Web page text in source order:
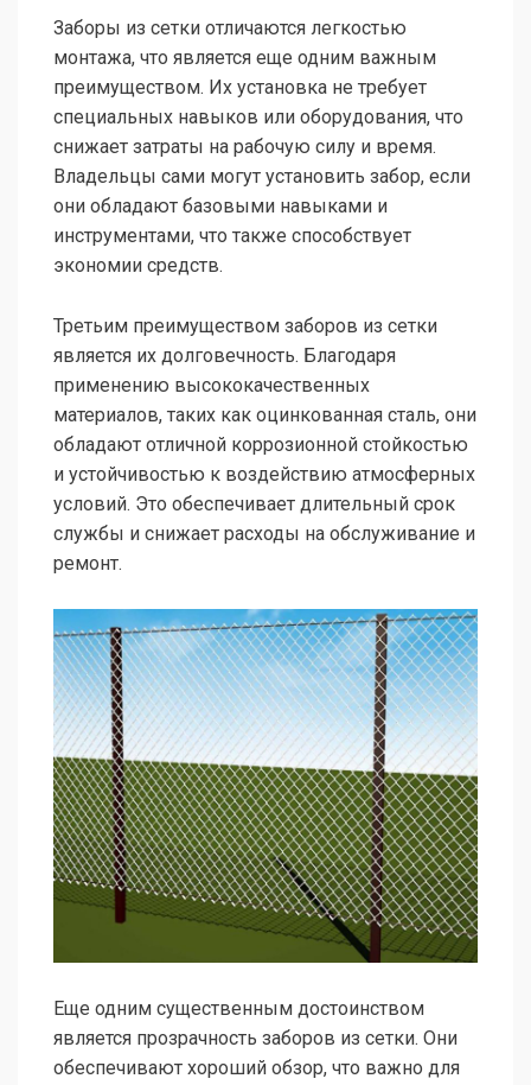
Заборы из сетки отличаются легкостью
монтажа, что является еще одним важным
преимуществом. Их установка не требует
специальных навыков или оборудования, что
снижает затраты на рабочую силу и время.
Владельцы сами могут установить забор, если
они обладают базовыми навыками и
инструментами, что также способствует
экономии средств.
Третьим преимуществом заборов из сетки
является их долговечность. Благодаря
применению высококачественных
материалов, таких как оцинкованная сталь, они
обладают отличной коррозионной стойкостью
и устойчивостью к воздействию атмосферных
условий. Это обеспечивает длительный срок
службы и снижает расходы на обслуживание и
ремонт.
Еще одним существенным достоинством
является прозрачность заборов из сетки. Они
обеспечивают хороший обзор, что важно для